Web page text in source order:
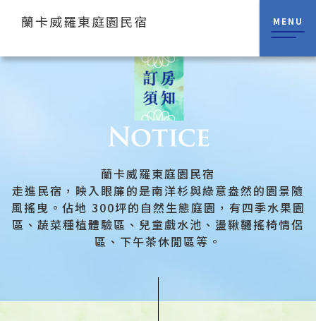
蘭卡威羅東庭園民宿 MENU
蘭卡威羅東庭園民宿
走進民宿，映入眼簾的是南洋杉與綠意盎然的園景隨
風搖曳。佔地 300坪的自然生態庭園，有四季水果園
區、蔬菜種植體驗區、兒童戲水池、盪鞦韆搖椅情侶
區、下午茶休閒區等。